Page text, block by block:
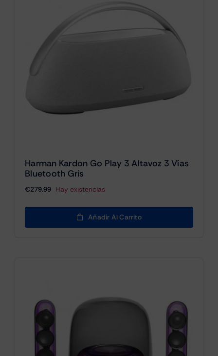
Harman Kardon Go Play 3 Altavoz 3 Vías
Bluetooth Gris
€279.99 Hay existencias
Añadir Al Carrito